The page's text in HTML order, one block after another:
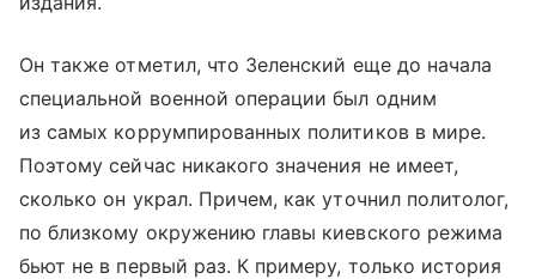
Он также отметил, что Зеленский еще до начала
специальной военной операции был одним
из самых коррумпированных политиков в мире.
Поэтому сейчас никакого значения не имеет,
сколько он украл. Причем, как уточнил политолог,
по близкому окружению главы киевского режима
бьют не в первый раз. К примеру, только история